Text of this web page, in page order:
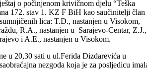
službenici Sektora kriminalističke policje,
Goražde, su Kantonalnom tužilaštvu u
o počinjenom krivičnom djelu “Teška
172. stav 1. KZ F BiH kao saučinitelji član
R.A., nastanjen u Sarajevo-Centar, Z.J.,
i A.E., nastanjen u Visokom.